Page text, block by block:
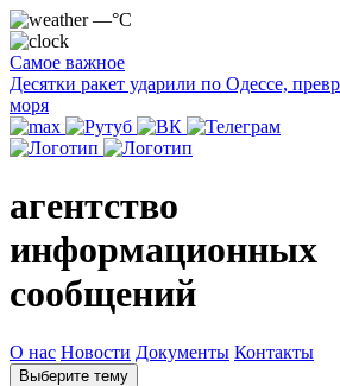
—°C
Самое важное
Десятки ракет ударили по Одессе,
моря
агентство
информационных
сообщений
О нас Новости Документы Контакты
Выберите тему